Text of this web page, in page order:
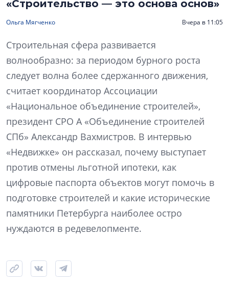
«Строительство — это основа основ»
Ольга Мягченко Вчера в 11:05
Строительная сфера развивается
волнообразно: за периодом бурного роста
следует волна более сдержанного движения,
считает координатор Ассоциации
«Национальное объединение строителей»,
президент СРО А «Объединение строителей
СПб» Александр Вахмистров. В интервью
«Недвижке» он рассказал, почему выступает
против отмены льготной ипотеки, как
цифровые паспорта объектов могут помочь в
подготовке строителей и какие исторические
памятники Петербурга наиболее остро
нуждаются в редевелопменте.